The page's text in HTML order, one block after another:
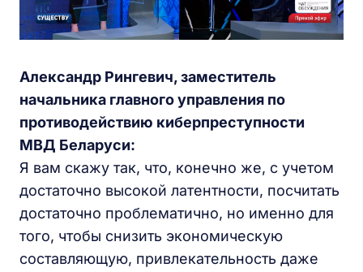
Александр Рингевич, заместитель
начальника главного управления по
противодействию киберпреступности
МВД Беларуси:
Я вам скажу так, что, конечно же, с учетом
достаточно высокой латентности, посчитать
достаточно проблематично, но именно для
того, чтобы снизить экономическую
составляющую, привлекательность даже